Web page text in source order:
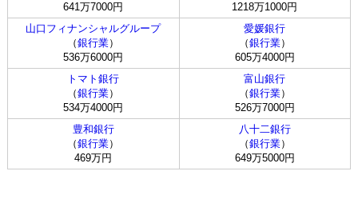
641万7000円
1218万1000円
山口フィナンシャルグループ
（銀行業）
536万6000円
愛媛銀行
（銀行業）
605万4000円
トマト銀行
（銀行業）
534万4000円
富山銀行
（銀行業）
526万7000円
豊和銀行
（銀行業）
469万円
八十二銀行
（銀行業）
649万5000円